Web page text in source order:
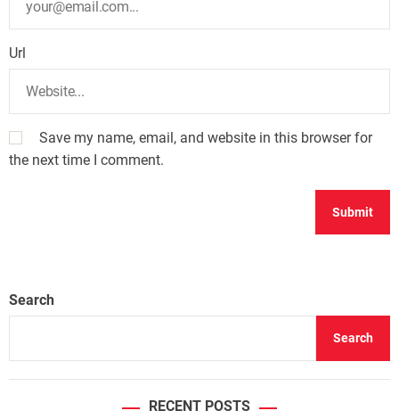
Url
Save my name, email, and website in this browser for
the next time I comment.
Search
Search
RECENT POSTS